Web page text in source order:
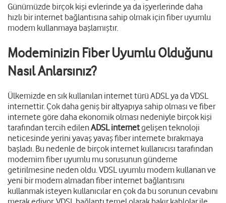
Günümüzde birçok kişi evlerinde ya da işyerlerinde daha
hızlı bir internet bağlantısına sahip olmak için fiber uyumlu
modem kullanmaya başlamıştır.
Modeminizin Fiber Uyumlu Olduğunu
Nasıl Anlarsınız?
Ülkemizde en sık kullanılan internet türü ADSL ya da VDSL
internettir. Çok daha geniş bir altyapıya sahip olması ve fiber
internete göre daha ekonomik olması nedeniyle birçok kişi
tarafından tercih edilenADSL internetgelişen teknoloji
neticesinde yerini yavaş yavaş fiber internete bırakmaya
başladı. Bu nedenle de birçok internet kullanıcısı tarafından
modemim fiber uyumlu mu sorusunun gündeme
getirilmesine neden oldu. VDSL uyumlu modem kullanan ve
yeni bir modem almadan fiber internet bağlantısını
kullanmak isteyen kullanıcılar en çok da bu sorunun cevabını